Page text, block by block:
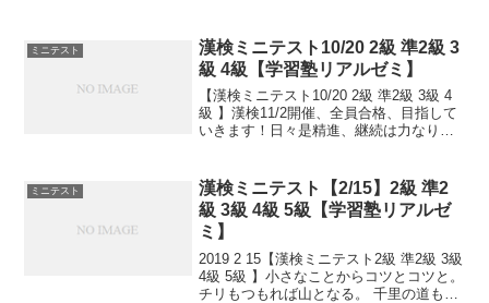
ちぬや」が制定。五(こ)六(ろ...
ミニテスト
漢検ミニテスト10/20 2級 準2級 3
級 4級【学習塾リアルゼミ】
【漢検ミニテスト10/20 2級 準2級 3級 4
級 】漢検11/2開催、全員合格、目指して
いきます！日々是精進、継続は力なり！
ミニテスト
漢検ミニテスト【2/15】2級 準2
級 3級 4級 5級【学習塾リアルゼ
ミ】
2019 2 15【漢検ミニテスト2級 準2級 3級
4級 5級 】小さなことからコツとコツと。
チリもつもれば山となる。 千里の道も一